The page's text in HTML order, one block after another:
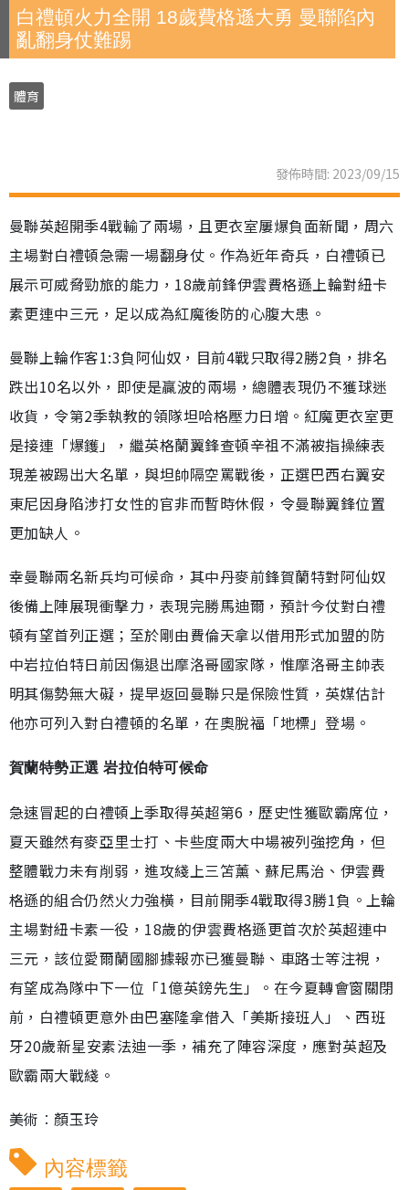
白禮頓火力全開 18歲費格遜大勇 曼聯陷內
亂翻身仗難踢
體育
發佈時間: 2023/09/15
曼聯英超開季4戰輸了兩場，且更衣室屢爆負面新聞，周六
主場對白禮頓急需一場翻身仗。作為近年奇兵，白禮頓已
展示可威脅勁旅的能力，18歲前鋒伊雲費格遜上輪對紐卡
素更連中三元，足以成為紅魔後防的心腹大患。
曼聯上輪作客1:3負阿仙奴，目前4戰只取得2勝2負，排名
跌出10名以外，即使是贏波的兩場，總體表現仍不獲球迷
收貨，令第2季執教的領隊坦哈格壓力日增。紅魔更衣室更
是接連「爆鑊」，繼英格蘭翼鋒查頓辛祖不滿被指操練表
現差被踢出大名單，與坦帥隔空罵戰後，正選巴西右翼安
東尼因身陷涉打女性的官非而暫時休假，令曼聯翼鋒位置
更加缺人。
幸曼聯兩名新兵均可候命，其中丹麥前鋒賀蘭特對阿仙奴
後備上陣展現衝擊力，表現完勝馬迪爾，預計今仗對白禮
頓有望首列正選；至於剛由費倫天拿以借用形式加盟的防
中岩拉伯特日前因傷退出摩洛哥國家隊，惟摩洛哥主帥表
明其傷勢無大礙，提早返回曼聯只是保險性質，英媒估計
他亦可列入對白禮頓的名單，在奧脫福「地標」登場。
賀蘭特勢正選 岩拉伯特可候命
急速冒起的白禮頓上季取得英超第6，歷史性獲歐霸席位，
夏天雖然有麥亞里士打、卡些度兩大中場被列強挖角，但
整體戰力未有削弱，進攻綫上三笘薰、蘇尼馬治、伊雲費
格遜的組合仍然火力強橫，目前開季4戰取得3勝1負。上輪
主場對紐卡素一役，18歲的伊雲費格遜更首次於英超連中
三元，該位愛爾蘭國腳據報亦已獲曼聯、車路士等注視，
有望成為隊中下一位「1億英鎊先生」。在今夏轉會窗關閉
前，白禮頓更意外由巴塞隆拿借入「美斯接班人」、西班
牙20歲新星安素法迪一季，補充了陣容深度，應對英超及
歐霸兩大戰綫。
美術︰顏玉玲
內容標籤